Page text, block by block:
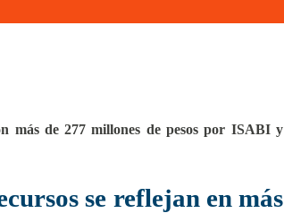
más de 277 millones de pesos por ISABI y
se reflejan en más